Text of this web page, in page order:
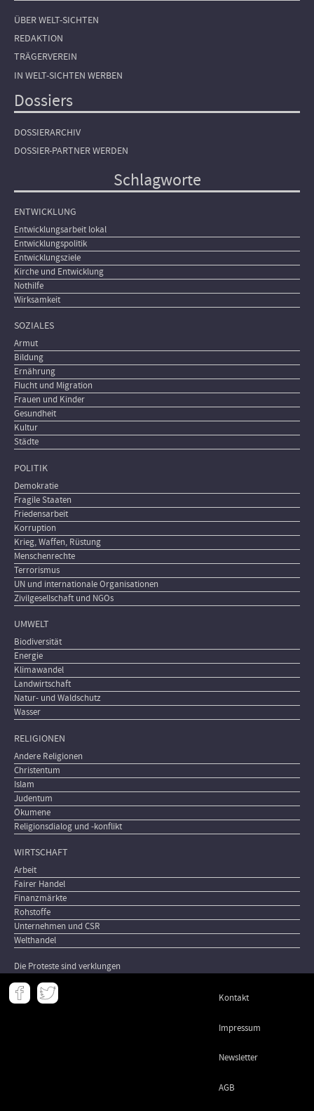
ÜBER WELT-SICHTEN
REDAKTION
TRÄGERVEREIN
IN WELT-SICHTEN WERBEN
Dossiers
DOSSIERARCHIV
DOSSIER-PARTNER WERDEN
Schlagworte
ENTWICKLUNG
Entwicklungsarbeit lokal
Entwicklungspolitik
Entwicklungsziele
Kirche und Entwicklung
Nothilfe
Wirksamkeit
SOZIALES
Armut
Bildung
Ernährung
Flucht und Migration
Frauen und Kinder
Gesundheit
Kultur
Städte
POLITIK
Demokratie
Fragile Staaten
Friedensarbeit
Korruption
Krieg, Waffen, Rüstung
Menschenrechte
Terrorismus
UN und internationale Organisationen
Zivilgesellschaft und NGOs
UMWELT
Biodiversität
Energie
Klimawandel
Landwirtschaft
Natur- und Waldschutz
Wasser
RELIGIONEN
Andere Religionen
Christentum
Islam
Judentum
Ökumene
Religionsdialog und -konflikt
WIRTSCHAFT
Arbeit
Fairer Handel
Finanzmärkte
Rohstoffe
Unternehmen und CSR
Welthandel
Die Proteste sind verklungen
Meta
- Kontakt
Impressum
Newsletter
AGB